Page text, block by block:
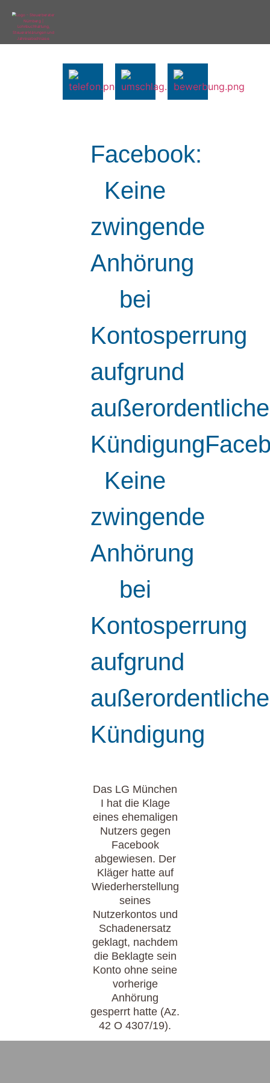
Facebook:
Keine
zwingende
Anhörung
bei
Kontosperrung
aufgrund
Keine
zwingende
Anhörung
bei
Kontosperrung
aufgrund
Kündigung
Das LG München
I hat die Klage
eines ehemaligen
Nutzers gegen
Facebook
abgewiesen. Der
Kläger hatte auf
Wiederherstellung
seines
Nutzerkontos und
Schadenersatz
geklagt, nachdem
die Beklagte sein
Konto ohne seine
vorherige
Anhörung
gesperrt hatte (Az.
42 O 4307/19).